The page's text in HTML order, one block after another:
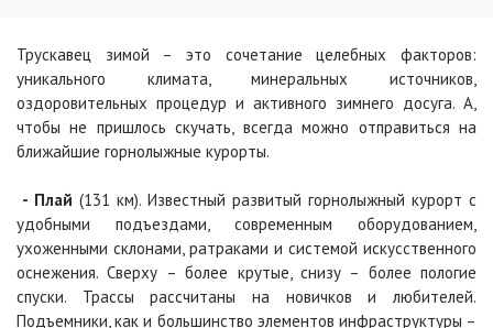
Трускавец зимой – это сочетание целебных факторов:
уникального климата, минеральных источников,
оздоровительных процедур и активного зимнего досуга. А,
чтобы не пришлось скучать, всегда можно отправиться на
ближайшие горнолыжные курорты.
- Плай (131 км). Известный развитый горнолыжный курорт с
удобными подъездами, современным оборудованием,
ухоженными склонами, ратраками и системой искусственного
оснежения. Сверху – более крутые, снизу – более пологие
спуски. Трассы рассчитаны на новичков и любителей.
Подъемники, как и большинство элементов инфраструктуры –